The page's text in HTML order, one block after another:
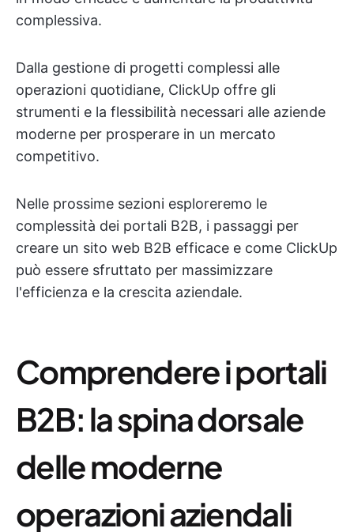
complessiva.
Dalla gestione di progetti complessi alle
operazioni quotidiane, ClickUp offre gli
strumenti e la flessibilità necessari alle aziende
moderne per prosperare in un mercato
competitivo.
Nelle prossime sezioni esploreremo le
complessità dei portali B2B, i passaggi per
creare un sito web B2B efficace e come ClickUp
può essere sfruttato per massimizzare
l'efficienza e la crescita aziendale.
Comprendere i portali
B2B: la spina dorsale
delle moderne
operazioni aziendali